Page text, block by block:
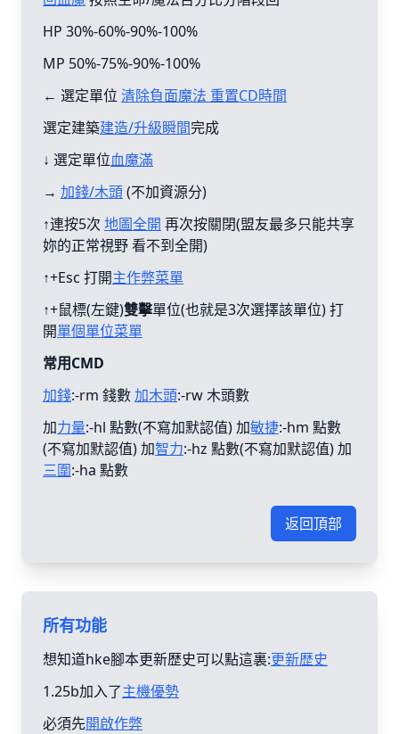
HP 30%-60%-90%-100%
MP 50%-75%-90%-100%
← 選定單位 清除負面魔法 重置CD時間
選定建築建造/升級瞬間完成
↓ 選定單位血魔滿
→ 加錢/木頭(不加資源分)
↑連按5次 地圖全開 再次按關閉(盟友最多只能共享
妳的正常視野 看不到全開)
↑+Esc 打開主作弊菜單
↑+鼠標(左鍵)雙擊單位(也就是3次選擇該單位) 打
開單個單位菜單
常用CMD
加錢:-rm 錢數加木頭:-rw 木頭數
加力量:-hl 點數(不寫加默認值) 加敏捷:-hm 點數
(不寫加默認值) 加智力:-hz 點數(不寫加默認值) 加
三圍:-ha 點數
返回頂部
所有功能
想知道hke腳本更新歴史可以點這裏:更新歴史
1.25b加入了主機優勢
必須先開啟作弊